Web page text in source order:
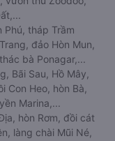
Phú, tháp Trầm
đảo Hòn Mun,
bà Ponagar,...
Bãi Sau, Hồ Mây,
Con Heo, hòn Bà,
Marina,...
hòn Rơm, đồi cát
làng chài Mũi Né,